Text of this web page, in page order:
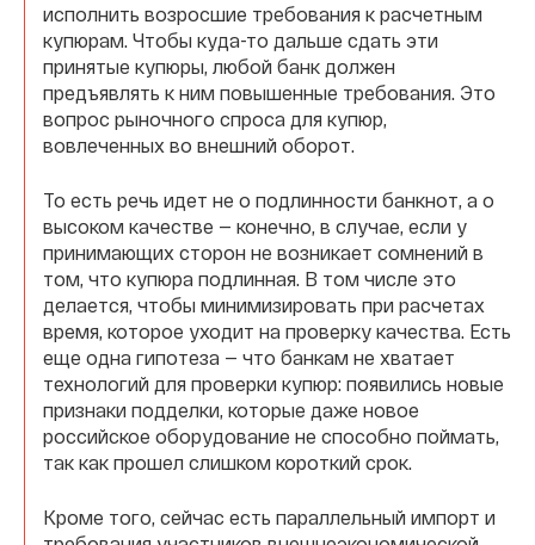
исполнить возросшие требования к расчетным
купюрам. Чтобы куда-то дальше сдать эти
принятые купюры, любой банк должен
предъявлять к ним повышенные требования. Это
вопрос рыночного спроса для купюр,
вовлеченных во внешний оборот.
То есть речь идет не о подлинности банкнот, а о
высоком качестве — конечно, в случае, если у
принимающих сторон не возникает сомнений в
том, что купюра подлинная. В том числе это
делается, чтобы минимизировать при расчетах
время, которое уходит на проверку качества. Есть
еще одна гипотеза — что банкам не хватает
технологий для проверки купюр: появились новые
признаки подделки, которые даже новое
российское оборудование не способно поймать,
так как прошел слишком короткий срок.
Кроме того, сейчас есть параллельный импорт и